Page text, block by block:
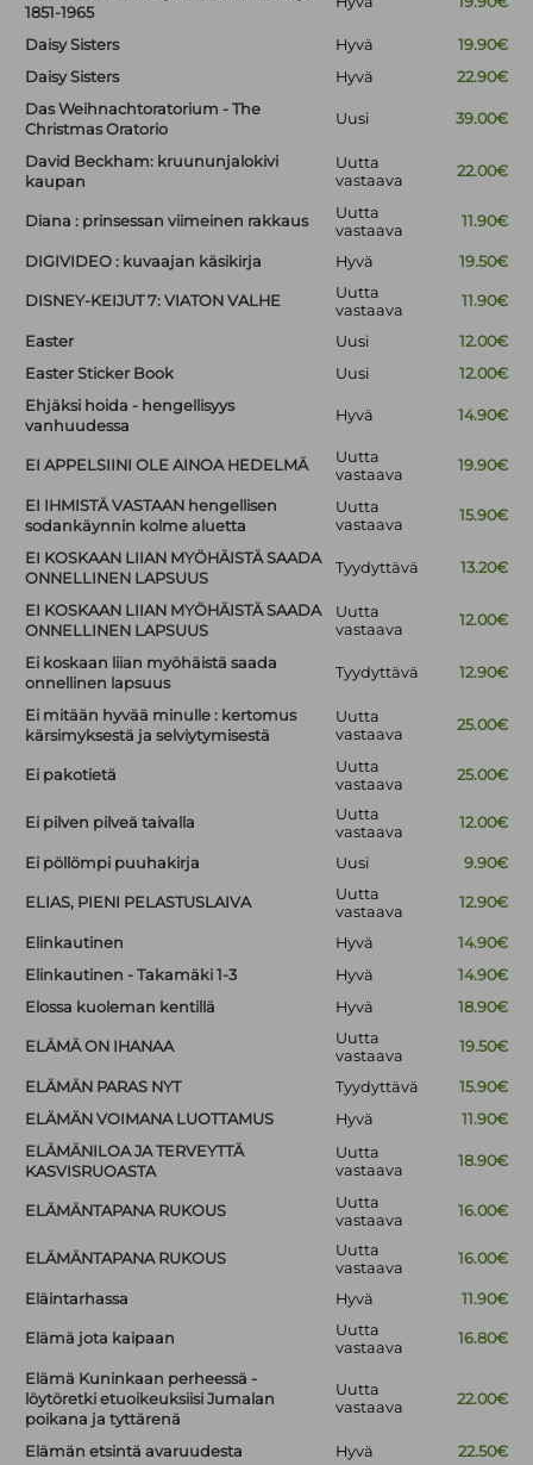
1851-1965
Daisy Sisters Hyvä
19.90€
Daisy Sisters
Hyvä
22.90€
Das Weihnachtoratorium - The
Christmas Oratorio
Uusi 39.00€
David Beckham: kruununjalokivi
kaupan
Uutta
vastaava
22.00€
Diana : prinsessan viimeinen rakkaus
Uutta
vastaava
11.90€
DIGIVIDEO : kuvaajan käsikirja Hyvä 19.50€
DISNEY-KEIJUT 7: VIATON VALHE
Uutta
vastaava
11.90€
Easter Uusi
12.00€
Easter Sticker Book
Uusi
12.00€
Ehjäksi hoida - hengellisyys
vanhuudessa
Hyvä 14.90€
EI APPELSIINI OLE AINOA HEDELMÄ
Uutta
vastaava
19.90€
EI IHMISTÄ VASTAAN hengellisen
sodankäynnin kolme aluetta
Uutta
vastaava
15.90€
EI KOSKAAN LIIAN MYÖHÄISTÄ SAADA
ONNELLINEN LAPSUUS
Tyydyttävä 13.20€
EI KOSKAAN LIIAN MYÖHÄISTÄ SAADA
ONNELLINEN LAPSUUS
Uutta
vastaava
12.00€
Ei koskaan liian myöhäistä saada
onnellinen lapsuus
Tyydyttävä 12.90€
Ei mitään hyvää minulle : kertomus
kärsimyksestä ja selviytymisestä
Uutta
vastaava
25.00€
Ei pakotietä
Uutta
vastaava
25.00€
Ei pilven pilveä taivalla
Uutta
vastaava
12.00€
Ei pöllömpi puuhakirja Uusi 9.90€
ELIAS, PIENI PELASTUSLAIVA
Uutta
vastaava
12.90€
Elinkautinen Hyvä
14.90€
Elinkautinen - Takamäki 1-3
Hyvä
14.90€
Elossa kuoleman kentillä
Hyvä 18.90€
ELÄMÄ ON IHANAA
Uutta
vastaava
19.50€
ELÄMÄN PARAS NYT Tyydyttävä
15.90€
ELÄMÄN VOIMANA LUOTTAMUS
Hyvä
11.90€
ELÄMÄNILOA JA TERVEYTTÄ
KASVISRUOASTA
Uutta
vastaava
18.90€
ELÄMÄNTAPANA RUKOUS
Uutta
vastaava
16.00€
ELÄMÄNTAPANA RUKOUS
Uutta
vastaava
16.00€
Eläintarhassa Hyvä 11.90€
Elämä jota kaipaan
Uutta
vastaava
16.80€
Elämä Kuninkaan perheessä -
löytöretki etuoikeuksiisi Jumalan
poikana ja tyttärenä
Uutta
vastaava
22.00€
Elämän etsintä avaruudesta Hyvä
22.50€